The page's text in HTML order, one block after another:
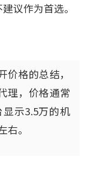
议作为首选。
格的总结，
理，价格通常
示3.5万的机
。